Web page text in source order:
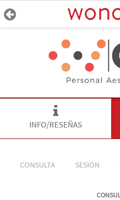
INFO/RESEÑAS
CONSULTA SESIÓN